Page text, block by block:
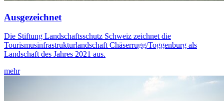
Ausgezeichnet
Die Stiftung Landschaftsschutz Schweiz zeichnet die
Tourismusinfrastrukturlandschaft Chäserrugg/Toggenburg als
Landschaft des Jahres 2021 aus.
mehr